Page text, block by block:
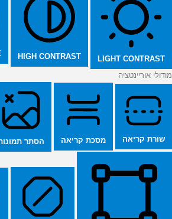
LIGHT CONTRAST
HIGH CONTRAST
מודולי אוריינטציה
שורת קריאה מסכת קריאה הסתר